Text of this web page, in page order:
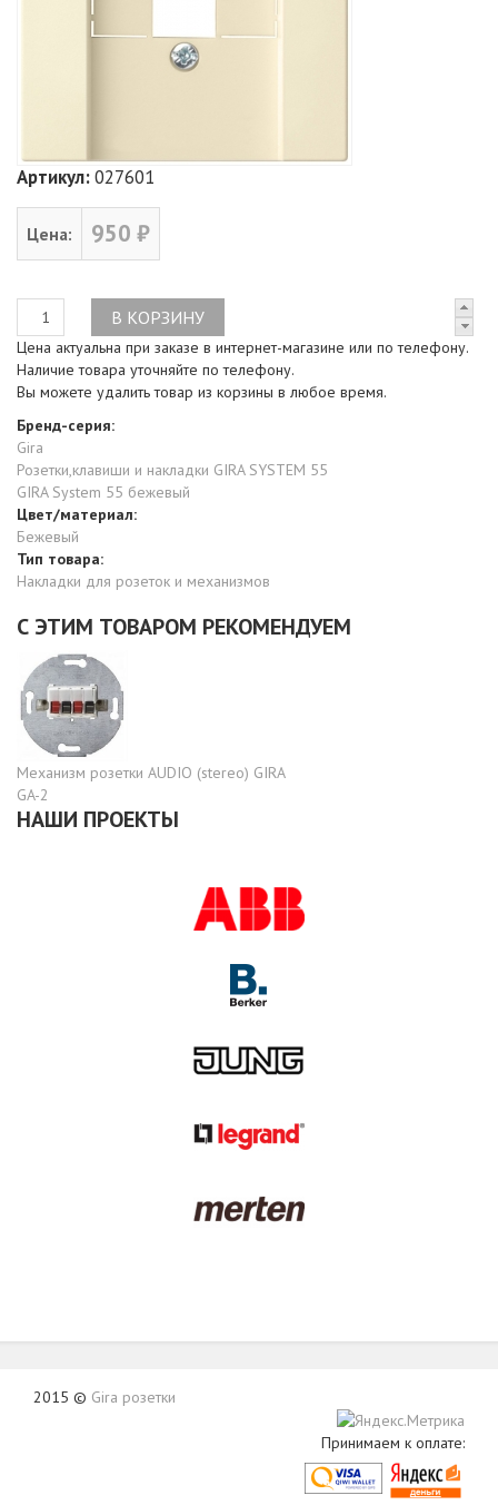
Артикул:027601
Цена: 950 ₽
Цена актуальна при заказе в интернет-магазине или по телефону.
Наличие товара уточняйте по телефону.
Вы можете удалить товар из корзины в любое время.
Бренд-серия:
Gira
Розетки,клавиши и накладки GIRA SYSTEM 55
GIRA System 55 бежевый
Цвет/материал:
Бежевый
Тип товара:
Накладки для розеток и механизмов
С ЭТИМ ТОВАРОМ РЕКОМЕНДУЕМ
Механизм розетки AUDIO (stereo) GIRA
GA-2
НАШИ ПРОЕКТЫ
2015 © Gira розетки
Принимаем к оплате: